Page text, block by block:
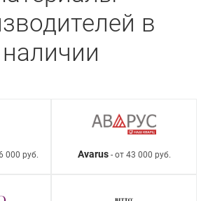
в
наличии
000 руб. Avarus- от 43 000 руб.